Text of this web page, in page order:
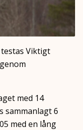
testas Viktigt
med 14
sammanlagt 6
med en lång